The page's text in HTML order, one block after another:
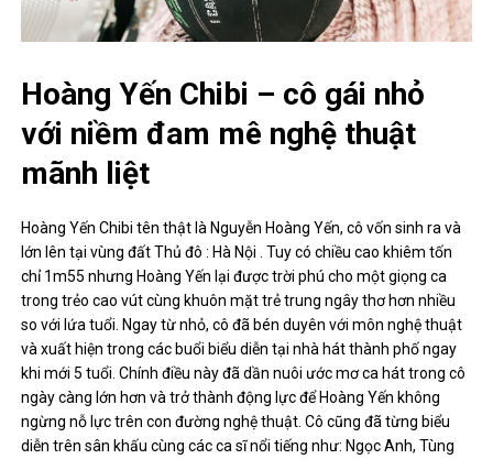
Hoàng Yến Chibi – cô gái nhỏ
với niềm đam mê nghệ thuật
mãnh liệt
Hoàng Yến Chibi tên thật là Nguyễn Hoàng Yến, cô vốn sinh ra và
lớn lên tại vùng đất Thủ đô : Hà Nội . Tuy có chiều cao khiêm tốn
chỉ 1m55 nhưng Hoàng Yến lại được trời phú cho một giọng ca
trong trẻo cao vút cùng khuôn mặt trẻ trung ngây thơ hơn nhiều
so với lứa tuổi. Ngay từ nhỏ, cô đã bén duyên với môn nghệ thuật
và xuất hiện trong các buổi biểu diễn tại nhà hát thành phố ngay
khi mới 5 tuổi. Chính điều này đã dần nuôi ước mơ ca hát trong cô
ngày càng lớn hơn và trở thành động lực để Hoàng Yến không
ngừng nỗ lực trên con đường nghệ thuật. Cô cũng đã từng biểu
diễn trên sân khấu cùng các ca sĩ nổi tiếng như: Ngọc Anh, Tùng